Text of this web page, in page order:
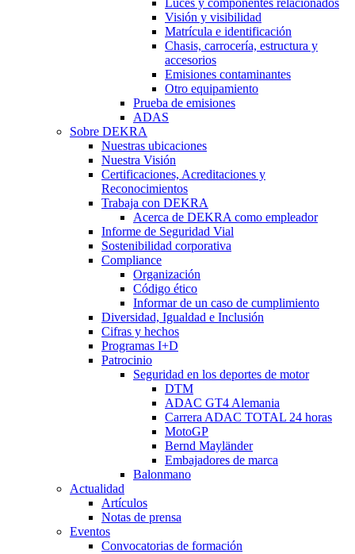
Luces y componentes relacionados
Visión y visibilidad
Matrícula e identificación
Chasis, carrocería, estructura y
accesorios
Emisiones contaminantes
Otro equipamiento
Prueba de emisiones
ADAS
Sobre DEKRA
Nuestras ubicaciones
Nuestra Visión
Certificaciones, Acreditaciones y
Reconocimientos
Trabaja con DEKRA
Acerca de DEKRA como empleador
Informe de Seguridad Vial
Sostenibilidad corporativa
Compliance
Organización
Código ético
Informar de un caso de cumplimiento
Diversidad, Igualdad e Inclusión
Cifras y hechos
Programas I+D
Patrocinio
Seguridad en los deportes de motor
DTM
ADAC GT4 Alemania
Carrera ADAC TOTAL 24 horas
MotoGP
Bernd Mayländer
Embajadores de marca
Balonmano
Actualidad
Artículos
Notas de prensa
Eventos
Convocatorias de formación